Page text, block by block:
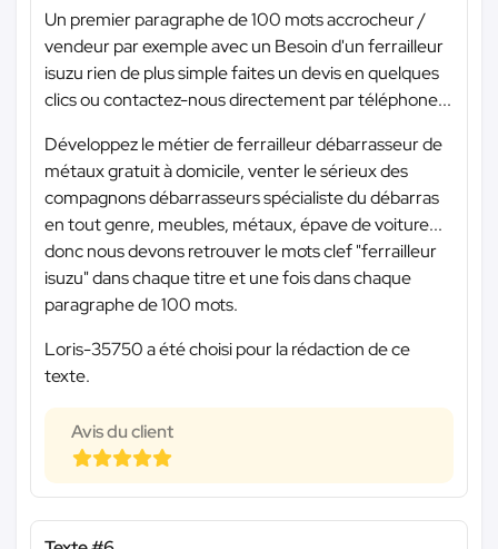
Un premier paragraphe de 100 mots accrocheur /
vendeur par exemple avec un Besoin d'un ferrailleur
isuzu rien de plus simple faites un devis en quelques
clics ou contactez-nous directement par téléphone...
Développez le métier de ferrailleur débarrasseur de
métaux gratuit à domicile, venter le sérieux des
compagnons débarrasseurs spécialiste du débarras
en tout genre, meubles, métaux, épave de voiture...
donc nous devons retrouver le mots clef "ferrailleur
isuzu" dans chaque titre et une fois dans chaque
paragraphe de 100 mots.
Loris-35750 a été choisi pour la rédaction de ce
texte.
Avis du client